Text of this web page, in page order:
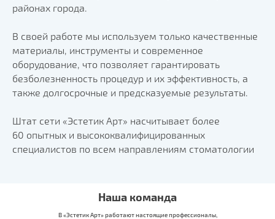
районах города.
В своей работе мы используем только качественные
материалы, инструменты и современное
оборудование, что позволяет гарантировать
безболезненность процедур и их эффективность, а
также долгосрочные и предсказуемые результаты.
Штат сети «Эстетик Арт» насчитывает более
60 опытных и высококвалифицированных
специалистов по всем направлениям стоматологии
Наша команда
В «Эстетик Арт» работают настоящие профессионалы,